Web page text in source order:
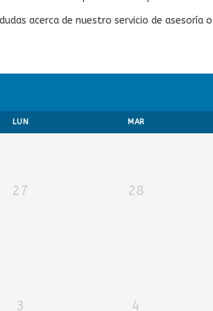
acerca de nuestro servicio de
LUN MAR
27 28
3 4